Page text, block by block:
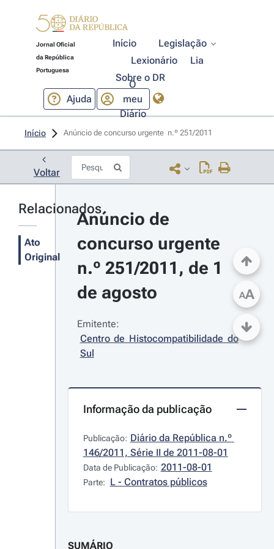
Jornal Oficial
da República
Portuguesa
Início
Legislação
Lexionário
Lia
Sobre o DR
Ajuda
O
meu
Diário
Início Anúncio de concurso urgente  n.º 251/2011
Voltar
Relacionados
Ato
Original
Anúncio de
concurso urgente
n.º 251/2011, de 1
de agosto
Emitente:
Centro de Histocompatibilidade do
Sul
Informação da publicação
Publicação: Diário da República n.º
146/2011, Série II de 2011-08-01
Data de Publicação: 2011-08-01
Parte: L - Contratos públicos
SUMÁRIO
AA